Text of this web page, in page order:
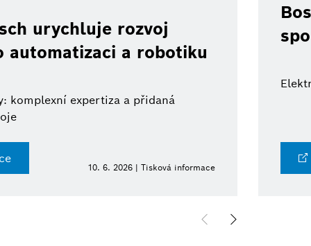
urychluje rozvoj
automatizaci a robotiku
komplexní expertiza a přidaná
10. 6. 2026 | Tisková informace